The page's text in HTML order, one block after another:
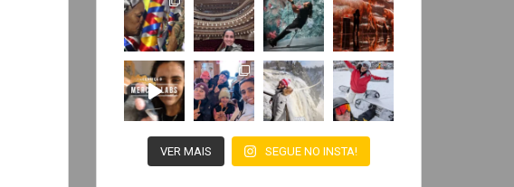
VER MAIS SEGUE NO INSTA!